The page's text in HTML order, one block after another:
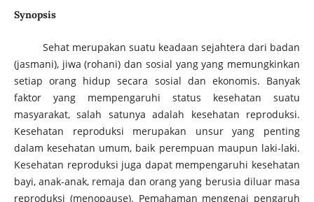
Synopsis
Sehat merupakan suatu keadaan sejahtera dari badan
(jasmani), jiwa (rohani) dan sosial yang yang memungkinkan
setiap orang hidup secara sosial dan ekonomis. Banyak
faktor yang mempengaruhi status kesehatan suatu
masyarakat, salah satunya adalah kesehatan reproduksi.
Kesehatan reproduksi merupakan unsur yang penting
dalam kesehatan umum, baik perempuan maupun laki-laki.
Kesehatan reproduksi juga dapat mempengaruhi kesehatan
bayi, anak-anak, remaja dan orang yang berusia diluar masa
reproduksi (menopause). Pemahaman mengenai pengaruh